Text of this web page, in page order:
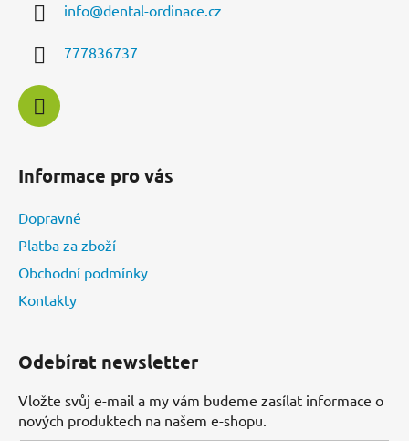
info@dental-ordinace.cz
777836737
Informace pro vás
Dopravné
Platba za zboží
Obchodní podmínky
Kontakty
Odebírat newsletter
Vložte svůj e-mail a my vám budeme zasílat informace o
nových produktech na našem e-shopu.